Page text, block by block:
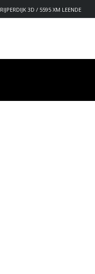
3D / 5595 XM LEENDE